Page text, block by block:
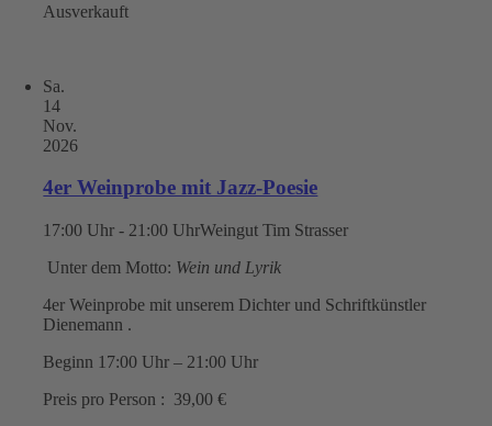
Ausverkauft
Sa.
14
Nov.
2026
4er Weinprobe mit Jazz-Poesie
17:00 Uhr - 21:00 UhrWeingut Tim Strasser
Unter dem Motto: Wein und Lyrik
4er Weinprobe mit unserem Dichter und Schriftkünstler
Dienemann .
Beginn 17:00 Uhr – 21:00 Uhr
Preis pro Person : 39,00 €